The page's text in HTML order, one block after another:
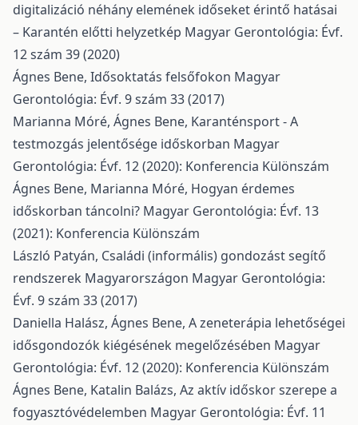
digitalizáció néhány elemének időseket érintő hatásai
– Karantén előtti helyzetkép Magyar Gerontológia: Évf.
12 szám 39 (2020)
Ágnes Bene, Idősoktatás felsőfokon Magyar
Gerontológia: Évf. 9 szám 33 (2017)
Marianna Móré, Ágnes Bene, Karanténsport - A
testmozgás jelentősége időskorban Magyar
Gerontológia: Évf. 12 (2020): Konferencia Különszám
Ágnes Bene, Marianna Móré, Hogyan érdemes
időskorban táncolni? Magyar Gerontológia: Évf. 13
(2021): Konferencia Különszám
László Patyán, Családi (informális) gondozást segítő
rendszerek Magyarországon Magyar Gerontológia:
Évf. 9 szám 33 (2017)
Daniella Halász, Ágnes Bene, A zeneterápia lehetőségei
idősgondozók kiégésének megelőzésében Magyar
Gerontológia: Évf. 12 (2020): Konferencia Különszám
Ágnes Bene, Katalin Balázs, Az aktív időskor szerepe a
fogyasztóvédelemben Magyar Gerontológia: Évf. 11